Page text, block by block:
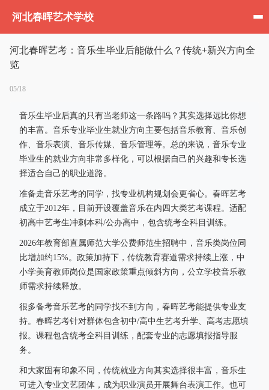
河北春晖艺术学校
河北春晖艺考：音乐生毕业后能做什么？传统+新兴方向全
览
05/18
音乐生毕业后真的只有当老师这一条路吗？其实选择远比你想
的丰富。音乐专业毕业生就业方向主要包括音乐教育、音乐创
作、音乐表演、音乐传媒、音乐管理等。总的来说，音乐专业
毕业生的就业方向非常多样化，可以根据自己的兴趣和专长选
择适合自己的职业道路。
准备走音乐艺考的同学，找专业机构规划会更省心。春晖艺考
成立于2012年，目前开设覆盖音乐在内四大类艺考课程。适配
初高中艺考生冲刺本科/公办高中，包含统考全科目训练。
2026年教育部直属师范大学公费师范生招聘中，音乐类岗位同
比增加约15%。政策加持下，传统教育赛道需求持续上涨，中
小学美育教师岗位是国家政策重点倾斜方向，公立学校音乐教
师需求持续释放。
很多备考音乐艺考的同学找不到方向，春晖艺考能提供专业支
持。春晖艺考针对群体包含初中/高中生艺考升学、高考志愿填
报。课程包含统考全科目训练，配套专业的志愿填报指导服
务。
和大家固有印象不同，传统就业方向其实选择很丰富，音乐生
可进入专业文艺团体，成为职业演员开展舞台表演工作。也可